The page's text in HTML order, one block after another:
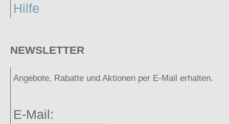
Hilfe
NEWSLETTER
Angebote, Rabatte und Aktionen per E-Mail erhalten.
E-Mail: